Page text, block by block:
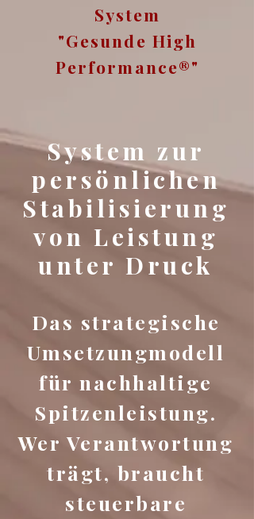
System
"Gesunde High
Performance®"
System zur
persönlichen
Stabilisierung
von Leistung
unter Druck
Das strategische
Umsetzungmodell
für nachhaltige
Spitzenleistung.
Wer Verantwortung
trägt, braucht
steuerbare